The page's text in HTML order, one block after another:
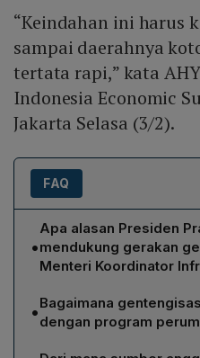
“Keindahan ini harus
sampai daerahnya
tertata rapi,” kata
Indonesia Economic
Jakarta Selasa (3/2).
FAQ
•
Apa alasan Presiden
mendukung gerakan
Menteri Koordinator
AHY menjelaskan bahwa
menganggap keindahan
dipertahankan dengan
dan tidak kotor.
•Bagaimana
dengan program
AHY menyatakan bahwa